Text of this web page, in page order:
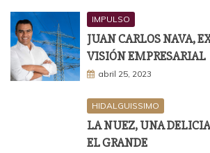
IMPULSO
JUAN CARLOS NAVA,
VISIÓN EMPRESARIAL
abril 25, 2023
HIDALGUISSIMO
LA NUEZ, UNA
EL GRANDE